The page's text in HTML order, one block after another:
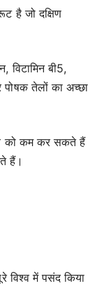
है जो दक्षिण
विटामिन बी5,
पोषक तेलों का अच्छा
को कम कर सकते हैं
हैं।
विश्व में पसंद किया